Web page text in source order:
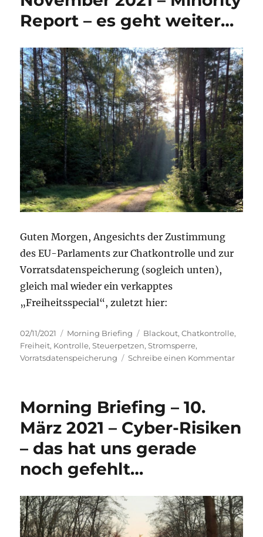
„geretettet“
–
Finanzkrise
portas?
Report – es geht weiter…
Guten Morgen, Angesichts der Zustimmung
des EU-Parlaments zur Chatkontrolle und zur
Vorratsdatenspeicherung (sogleich unten),
gleich mal wieder ein verkapptes
„Freiheitsspecial“, zuletzt hier:
Veröffentlicht
am
02/11/2021 Kategorien
Morning Briefing Schlagwörter
Blackout,Chatkontrolle,
Freiheit, Kontrolle,Steuerpetzen,Stromsperre,
Vorratsdatenspeicherung
Schreibe einen Kommentarzu
2021
geht
weiter…
Morning Briefing – 10.
März 2021 – Cyber-Risiken
– das hat uns gerade
noch gefehlt…